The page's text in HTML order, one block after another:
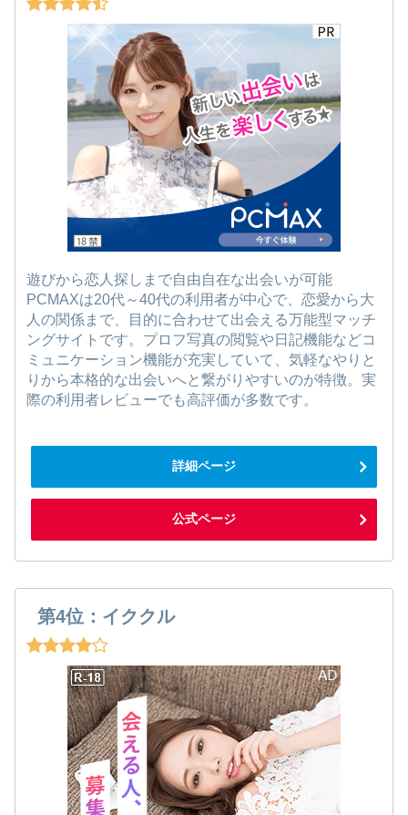
遊びから恋人探しまで自由自在な出会いが可能
PCMAXは20代～40代の利用者が中心で、恋愛から大
人の関係まで、目的に合わせて出会える万能型マッチ
ングサイトです。プロフ写真の閲覧や日記機能などコ
ミュニケーション機能が充実していて、気軽なやりと
りから本格的な出会いへと繋がりやすいのが特徴。実
際の利用者レビューでも高評価が多数です。
詳細ページ
公式ページ
第4位：イククル